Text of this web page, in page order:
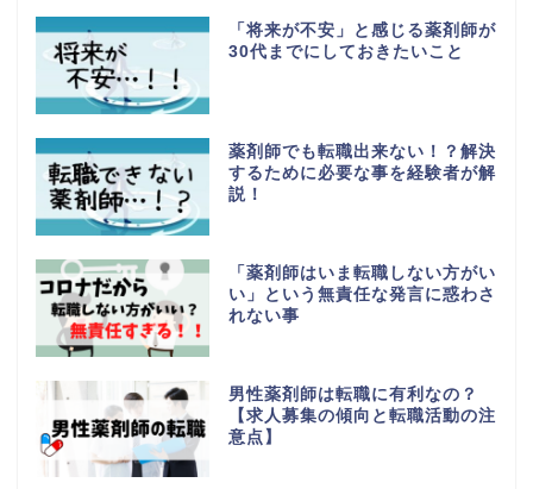
「将来が不安」と感じる薬剤師が
30代までにしておきたいこと
薬剤師でも転職出来ない！？解決
するために必要な事を経験者が解
説！
「薬剤師はいま転職しない方がい
い」という無責任な発言に惑わさ
れない事
男性薬剤師は転職に有利なの？
【求人募集の傾向と転職活動の注
意点】